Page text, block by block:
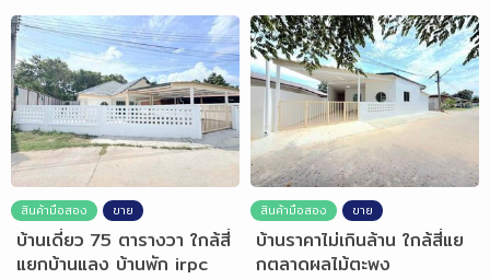
สินค้ามือสอง ขาย
บ้านเดี่ยว 75 ตารางวา ใกล้สี่
แยกบ้านแลง บ้านพัก irpc
สินค้ามือสอง ขาย
บ้านราคาไม่เกินล้าน ใกล้สี่แย
กตลาดผลไม้ตะพง